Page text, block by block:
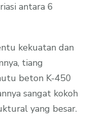
antara 6
kekuatan dan
tiang
beton K-450
sangat kokoh
yang besar.